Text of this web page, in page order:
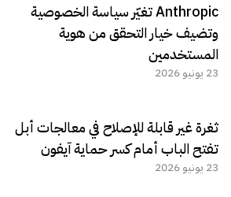
Anthropic تغيّر سياسة الخصوصية
وتضيف خيار التحقق من هوية
المستخدمين
23 يونيو 2026
ثغرة غير قابلة للإصلاح في معالجات أبل
تفتح الباب أمام كسر حماية آيفون
23 يونيو 2026